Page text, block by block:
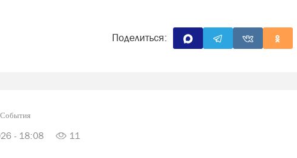
Поделиться:
События
- 18:08 11